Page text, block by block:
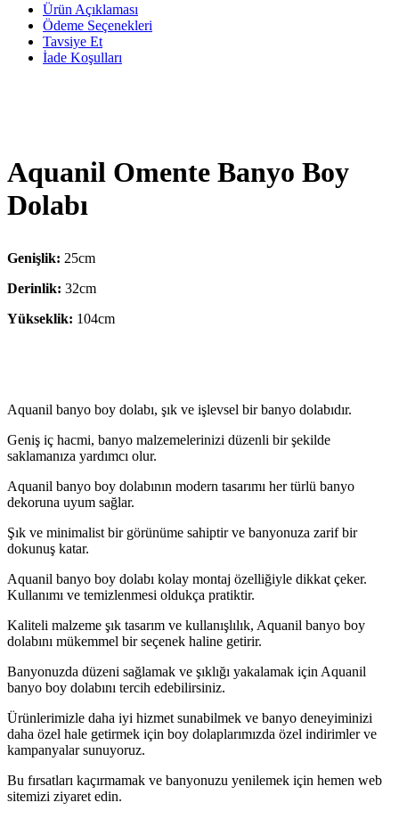
Ürün Açıklaması
Ödeme Seçenekleri
Tavsiye Et
İade Koşulları
Aquanil Omente Banyo Boy
Dolabı
Genişlik: 25cm
Derinlik: 32cm
Yükseklik: 104cm
Aquanil banyo boy dolabı, şık ve işlevsel bir banyo dolabıdır.
Geniş iç hacmi, banyo malzemelerinizi düzenli bir şekilde
saklamanıza yardımcı olur.
Aquanil banyo boy dolabının modern tasarımı her türlü banyo
dekoruna uyum sağlar.
Şık ve minimalist bir görünüme sahiptir ve banyonuza zarif bir
dokunuş katar.
Aquanil banyo boy dolabı kolay montaj özelliğiyle dikkat çeker.
Kullanımı ve temizlenmesi oldukça pratiktir.
Kaliteli malzeme şık tasarım ve kullanışlılık, Aquanil banyo boy
dolabını mükemmel bir seçenek haline getirir.
Banyonuzda düzeni sağlamak ve şıklığı yakalamak için Aquanil
banyo boy dolabını tercih edebilirsiniz.
Ürünlerimizle daha iyi hizmet sunabilmek ve banyo deneyiminizi
daha özel hale getirmek için boy dolaplarımızda özel indirimler ve
kampanyalar sunuyoruz.
Bu fırsatları kaçırmamak ve banyonuzu yenilemek için hemen web
sitemizi ziyaret edin.